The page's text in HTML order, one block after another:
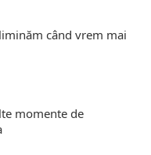
când vrem mai
momente de